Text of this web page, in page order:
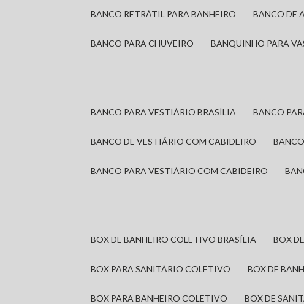
BANCO RETRÁTIL PARA BANHEIRO BANCO
BANCO PARA CHUVEIRO BANQUINHO PARA
BANCO PARA VESTIÁRIO BRASÍLIA BANCO
BANCO DE VESTIÁRIO COM CABIDEIRO
BANCO PARA VESTIÁRIO COM CABIDEIRO
BOX DE BANHEIRO COLETIVO BRASÍLIA BOX
BOX PARA SANITÁRIO COLETIVO BOX DE
BOX PARA BANHEIRO COLETIVO BOX DE